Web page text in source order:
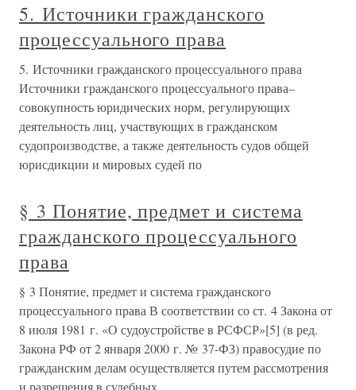
5. Источники гражданского
процессуального права
5. Источники гражданского процессуального права
Источники гражданского процессуального права–
совокупность юридических норм, регулирующих
деятельность лиц, участвующих в гражданском
судопроизводстве, а также деятельность судов общей
юрисдикции и мировых судей по
§ 3 Понятие, предмет и система
гражданского процессуального
права
§ 3 Понятие, предмет и система гражданского
процессуального права В соответствии со ст. 4 Закона от
8 июля 1981 г. «О судоустройстве в РСФСР»[5] (в ред.
Закона РФ от 2 января 2000 г. № 37-ФЗ) правосудие по
гражданским делам осуществляется путем рассмотрения
и разрешения в судебных